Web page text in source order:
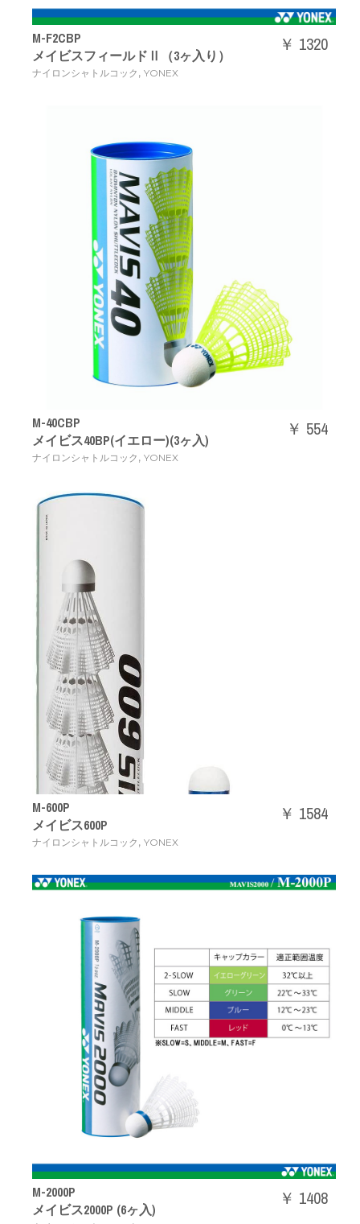
M-F2CBP
メイビスフィールドⅡ（3ヶ入り）
ナイロンシャトルコック , YONEX
￥ 1320
M-40CBP
メイビス40BP(イエロー)(3ヶ入)
ナイロンシャトルコック , YONEX
￥ 554
M-600P
メイビス600P
ナイロンシャトルコック , YONEX
￥ 1584
M-2000P
メイビス2000P (6ヶ入)
￥ 1408